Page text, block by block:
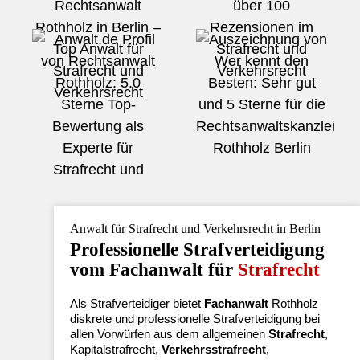
Anwalt für Strafrecht und Verkehrsrecht in Berlin
Professionelle Strafverteidigung
vom Fachanwalt für Strafrecht
Als Strafverteidiger bietet Fachanwalt Rothholz
diskrete und professionelle Strafverteidigung bei
allen Vorwürfen aus dem allgemeinenStrafrecht,
Kapitalstrafrecht,Verkehrsstrafrecht,